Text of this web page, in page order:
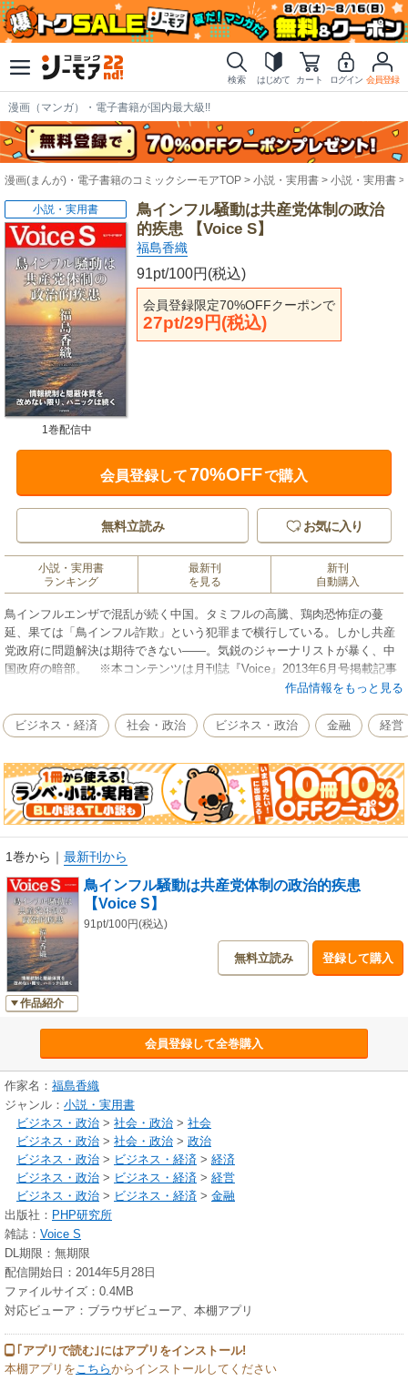
検索 はじめて カート ログイン 会員登録
漫画（マンガ）・電子書籍が国内最大級!!
漫画(まんが)・電子書籍のコミックシーモアTOP 小説・実用書 小説・実用書
鳥インフル騒動は共産党体制の政治
的疾患 【Voice S】
福島香織
91pt/100円(税込)
会員登録限定70%OFFクーポンで
27pt/29円(税込)
小説・実用書
1巻配信中
会員登録して70%OFFで購入
無料立読み お気に入り
小説・実用書
ランキング
最新刊
を見る
新刊
自動購入
鳥インフルエンザで混乱が続く中国。タミフルの高騰、鶏肉恐怖症の蔓
延、果ては「鳥インフル詐欺」という犯罪まで横行している。しかし共産
党政府に問題解決は期待できない――。気鋭のジャーナリストが暴く、中
国政府の暗部。 ※本コンテンツは月刊誌『Voice』2013年6月号掲載記事
作品情報をもっと見る
ビジネス・経済 社会・政治 ビジネス・政治 金融 経営
1巻から ｜ 最新刊から
作品紹介
鳥インフル騒動は共産党体制の政治的疾患
【Voice S】
91pt/100円(税込)
無料立読み 登録して購入
会員登録して全巻購入
作家名： 福島香織
ジャンル： 小説・実用書
ビジネス・政治 > 社会・政治 > 社会
ビジネス・政治 > 社会・政治 > 政治
ビジネス・政治 > ビジネス・経済 > 経済
ビジネス・政治 > ビジネス・経済 > 経営
ビジネス・政治 > ビジネス・経済 > 金融
出版社： PHP研究所
雑誌： Voice S
DL期限：無期限
配信開始日：2014年5月28日
ファイルサイズ：0.4MB
対応ビューア：ブラウザビューア、本棚アプリ
｢アプリで読む｣にはアプリをインストール!
本棚アプリをこちらからインストールしてください